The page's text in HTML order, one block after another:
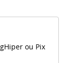
ou Pix